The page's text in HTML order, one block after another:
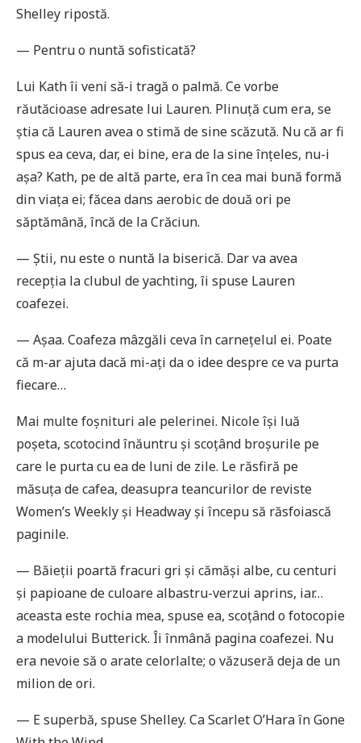
Shelley ripostă.
— Pentru o nuntă sofisticată?
Lui Kath îi veni să-i tragă o palmă. Ce vorbe
răutăcioase adresate lui Lauren. Plinuță cum era, se
știa că Lauren avea o stimă de sine scăzută. Nu că ar fi
spus ea ceva, dar, ei bine, era de la sine înțeles, nu-i
așa? Kath, pe de altă parte, era în cea mai bună formă
din viața ei; făcea dans aerobic de două ori pe
săptămână, încă de la Crăciun.
— Știi, nu este o nuntă la biserică. Dar va avea
recepția la clubul de yachting, îi spuse Lauren
coafezei.
— Așaa. Coafeza mâzgăli ceva în carnețelul ei. Poate
că m-ar ajuta dacă mi-ați da o idee despre ce va purta
fiecare…
Mai multe foșnituri ale pelerinei. Nicole își luă
poșeta, scotocind înăuntru și scoțând broșurile pe
care le purta cu ea de luni de zile. Le răsfiră pe
măsuța de cafea, deasupra teancurilor de reviste
Women’s Weekly și Headway și începu să răsfoiască
paginile.
— Băieții poartă fracuri gri și cămăși albe, cu centuri
și papioane de culoare albastru-verzui aprins, iar…
aceasta este rochia mea, spuse ea, scoțând o fotocopie
a modelului Butterick. Îi înmână pagina coafezei. Nu
era nevoie să o arate celorlalte; o văzuseră deja de un
milion de ori.
— E superbă, spuse Shelley. Ca Scarlet O’Hara în Gone